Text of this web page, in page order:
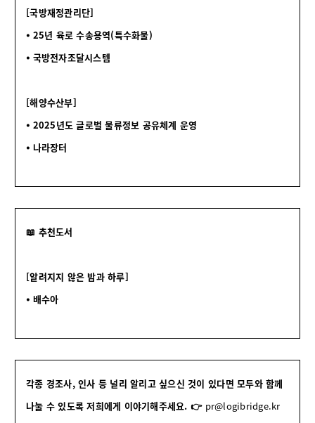
[국방재정관리단]
⦁ 25년 육로 수송용역(특수화물)
⦁ 국방전자조달시스템
[해양수산부]
⦁ 2025년도 글로벌 물류정보 공유체계 운영
⦁ 나라장터
📖 추천도서
[알려지지 않은 밤과 하루]
⦁ 배수아
각종 경조사, 인사 등 널리 알리고 싶으신 것이 있다면 모두와 함께
나눌 수 있도록 저희에게 이야기해주세요. 👉 pr@logibridge.kr